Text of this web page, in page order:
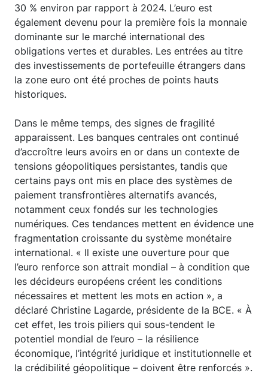
30 % environ par rapport à 2024. L’euro est
également devenu pour la première fois la monnaie
dominante sur le marché international des
obligations vertes et durables. Les entrées au titre
des investissements de portefeuille étrangers dans
la zone euro ont été proches de points hauts
historiques.
Dans le même temps, des signes de fragilité
apparaissent. Les banques centrales ont continué
d’accroître leurs avoirs en or dans un contexte de
tensions géopolitiques persistantes, tandis que
certains pays ont mis en place des systèmes de
paiement transfrontières alternatifs avancés,
notamment ceux fondés sur les technologies
numériques. Ces tendances mettent en évidence une
fragmentation croissante du système monétaire
international. « Il existe une ouverture pour que
l’euro renforce son attrait mondial – à condition que
les décideurs européens créent les conditions
nécessaires et mettent les mots en action », a
déclaré Christine Lagarde, présidente de la BCE. « À
cet effet, les trois piliers qui sous-tendent le
potentiel mondial de l’euro – la résilience
économique, l’intégrité juridique et institutionnelle et
la crédibilité géopolitique – doivent être renforcés ».